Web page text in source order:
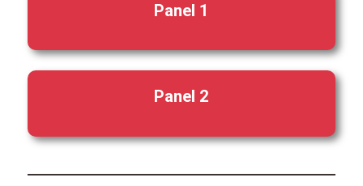
Panel 1
Panel 2